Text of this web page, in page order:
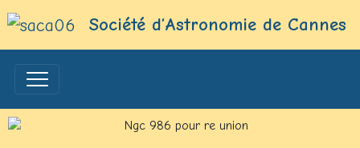
Société d’Astronomie de Cannes